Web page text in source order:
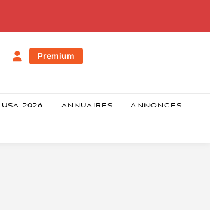
Premium
2026 ANNUAIRES ANNONCES